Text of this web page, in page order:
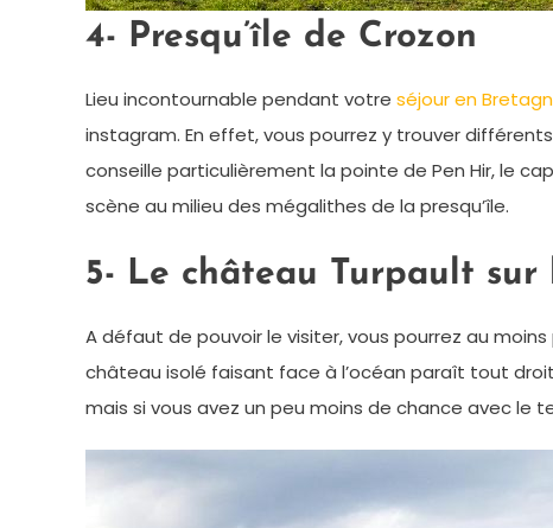
4- Presqu’île de Crozon
Lieu incontournable pendant votre séjour en
instagram. En effet, vous pourrez y trouver
conseille particulièrement la pointe de Pen Hir, le
scène au milieu des mégalithes de la presqu’île.
5- Le château Turpault sur
A défaut de pouvoir le visiter, vous pourrez au
château isolé faisant face à l’océan paraît tout droit
mais si vous avez un peu moins de chance avec le